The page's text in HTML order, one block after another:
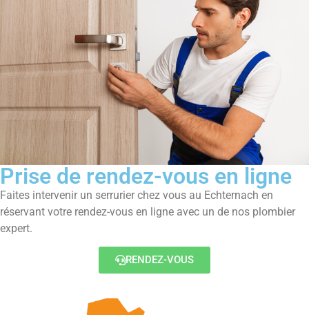
Prise de rendez-vous en ligne
Faites intervenir un serrurier chez vous au Echternach en
réservant votre rendez-vous en ligne avec un de nos plombier
expert.
RENDEZ-VOUS